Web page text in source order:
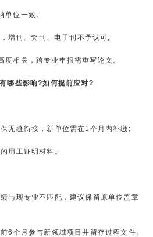
单位一致;
增刊、套刊、电子刊不予认可;
度相关，跨专业申报需重写论文。
哪些影响?如何提前应对?
无缝衔接，新单位需在1个月内补缴;
用工证明材料。
与现专业不匹配，建议保留原单位盖章
6个月参与新领域项目并留存过程文件。